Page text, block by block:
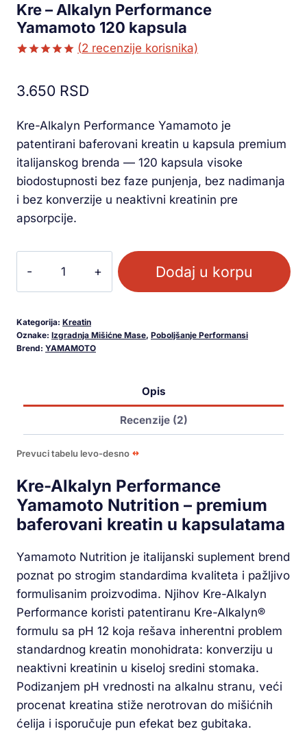
Kre – Alkalyn Performance
Yamamoto 120 kapsula
na osnovu
ocene
(2 recenzije korisnika)
3.650 RSD
Kre-Alkalyn Performance Yamamoto je
patentirani baferovani kreatin u kapsula premium
italijanskog brenda — 120 kapsula visoke
biodostupnosti bez faze punjenja, bez nadimanja
i bez konverzije u neaktivni kreatinin pre
apsorpcije.
Dodaj u korpu
Kategorija: Kreatin
Oznake: Izgradnja Mišićne Mase, Poboljšanje Performansi
Brend: YAMAMOTO
Opis
Recenzije (2)
Prevuci tabelu levo-desno
Kre-Alkalyn Performance
Yamamoto Nutrition – premium
baferovani kreatin u kapsulatama
Yamamoto Nutrition je italijanski suplement brend
poznat po strogim standardima kvaliteta i pažljivo
formulisanim proizvodima. Njihov Kre-Alkalyn
Performance koristi patentiranu Kre-Alkalyn®
formulu sa pH 12 koja rešava inherentni problem
standardnog kreatin monohidrata: konverziju u
neaktivni kreatinin u kiseloj sredini stomaka.
Podizanjem pH vrednosti na alkalnu stranu, veći
procenat kreatina stiže nerotrovan do mišićnih
ćelija i isporučuje pun efekat bez gubitaka.